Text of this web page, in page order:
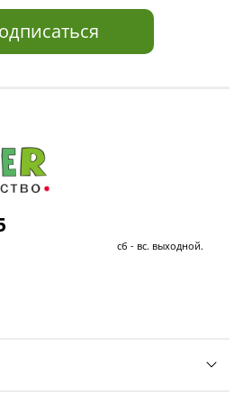
сб - вс. выходной.